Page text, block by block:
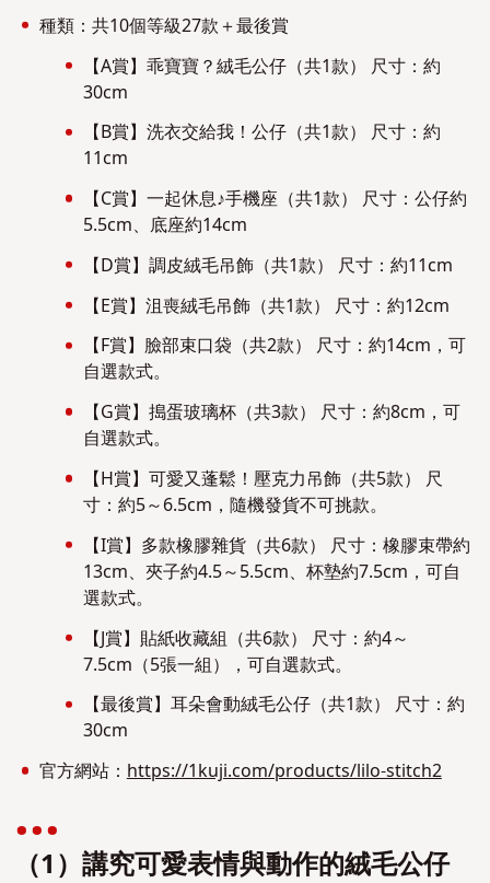
種類：共10個等級27款＋最後賞
【A賞】乖寶寶？絨毛公仔（共1款） 尺寸：約
30cm
【B賞】洗衣交給我！公仔（共1款） 尺寸：約
11cm
【C賞】一起休息♪手機座（共1款） 尺寸：公仔約
5.5cm、底座約14cm
【D賞】調皮絨毛吊飾（共1款） 尺寸：約11cm
【E賞】沮喪絨毛吊飾（共1款） 尺寸：約12cm
【F賞】臉部束口袋（共2款） 尺寸：約14cm，可
自選款式。
【G賞】搗蛋玻璃杯（共3款） 尺寸：約8cm，可
自選款式。
【H賞】可愛又蓬鬆！壓克力吊飾（共5款） 尺
寸：約5～6.5cm，隨機發貨不可挑款。
【I賞】多款橡膠雜貨（共6款） 尺寸：橡膠束帶約
13cm、夾子約4.5～5.5cm、杯墊約7.5cm，可自
選款式。
【J賞】貼紙收藏組（共6款） 尺寸：約4～
7.5cm（5張一組），可自選款式。
【最後賞】耳朵會動絨毛公仔（共1款） 尺寸：約
30cm
官方網站：https://1kuji.com/products/lilo-stitch2
（1）講究可愛表情與動作的絨毛公仔